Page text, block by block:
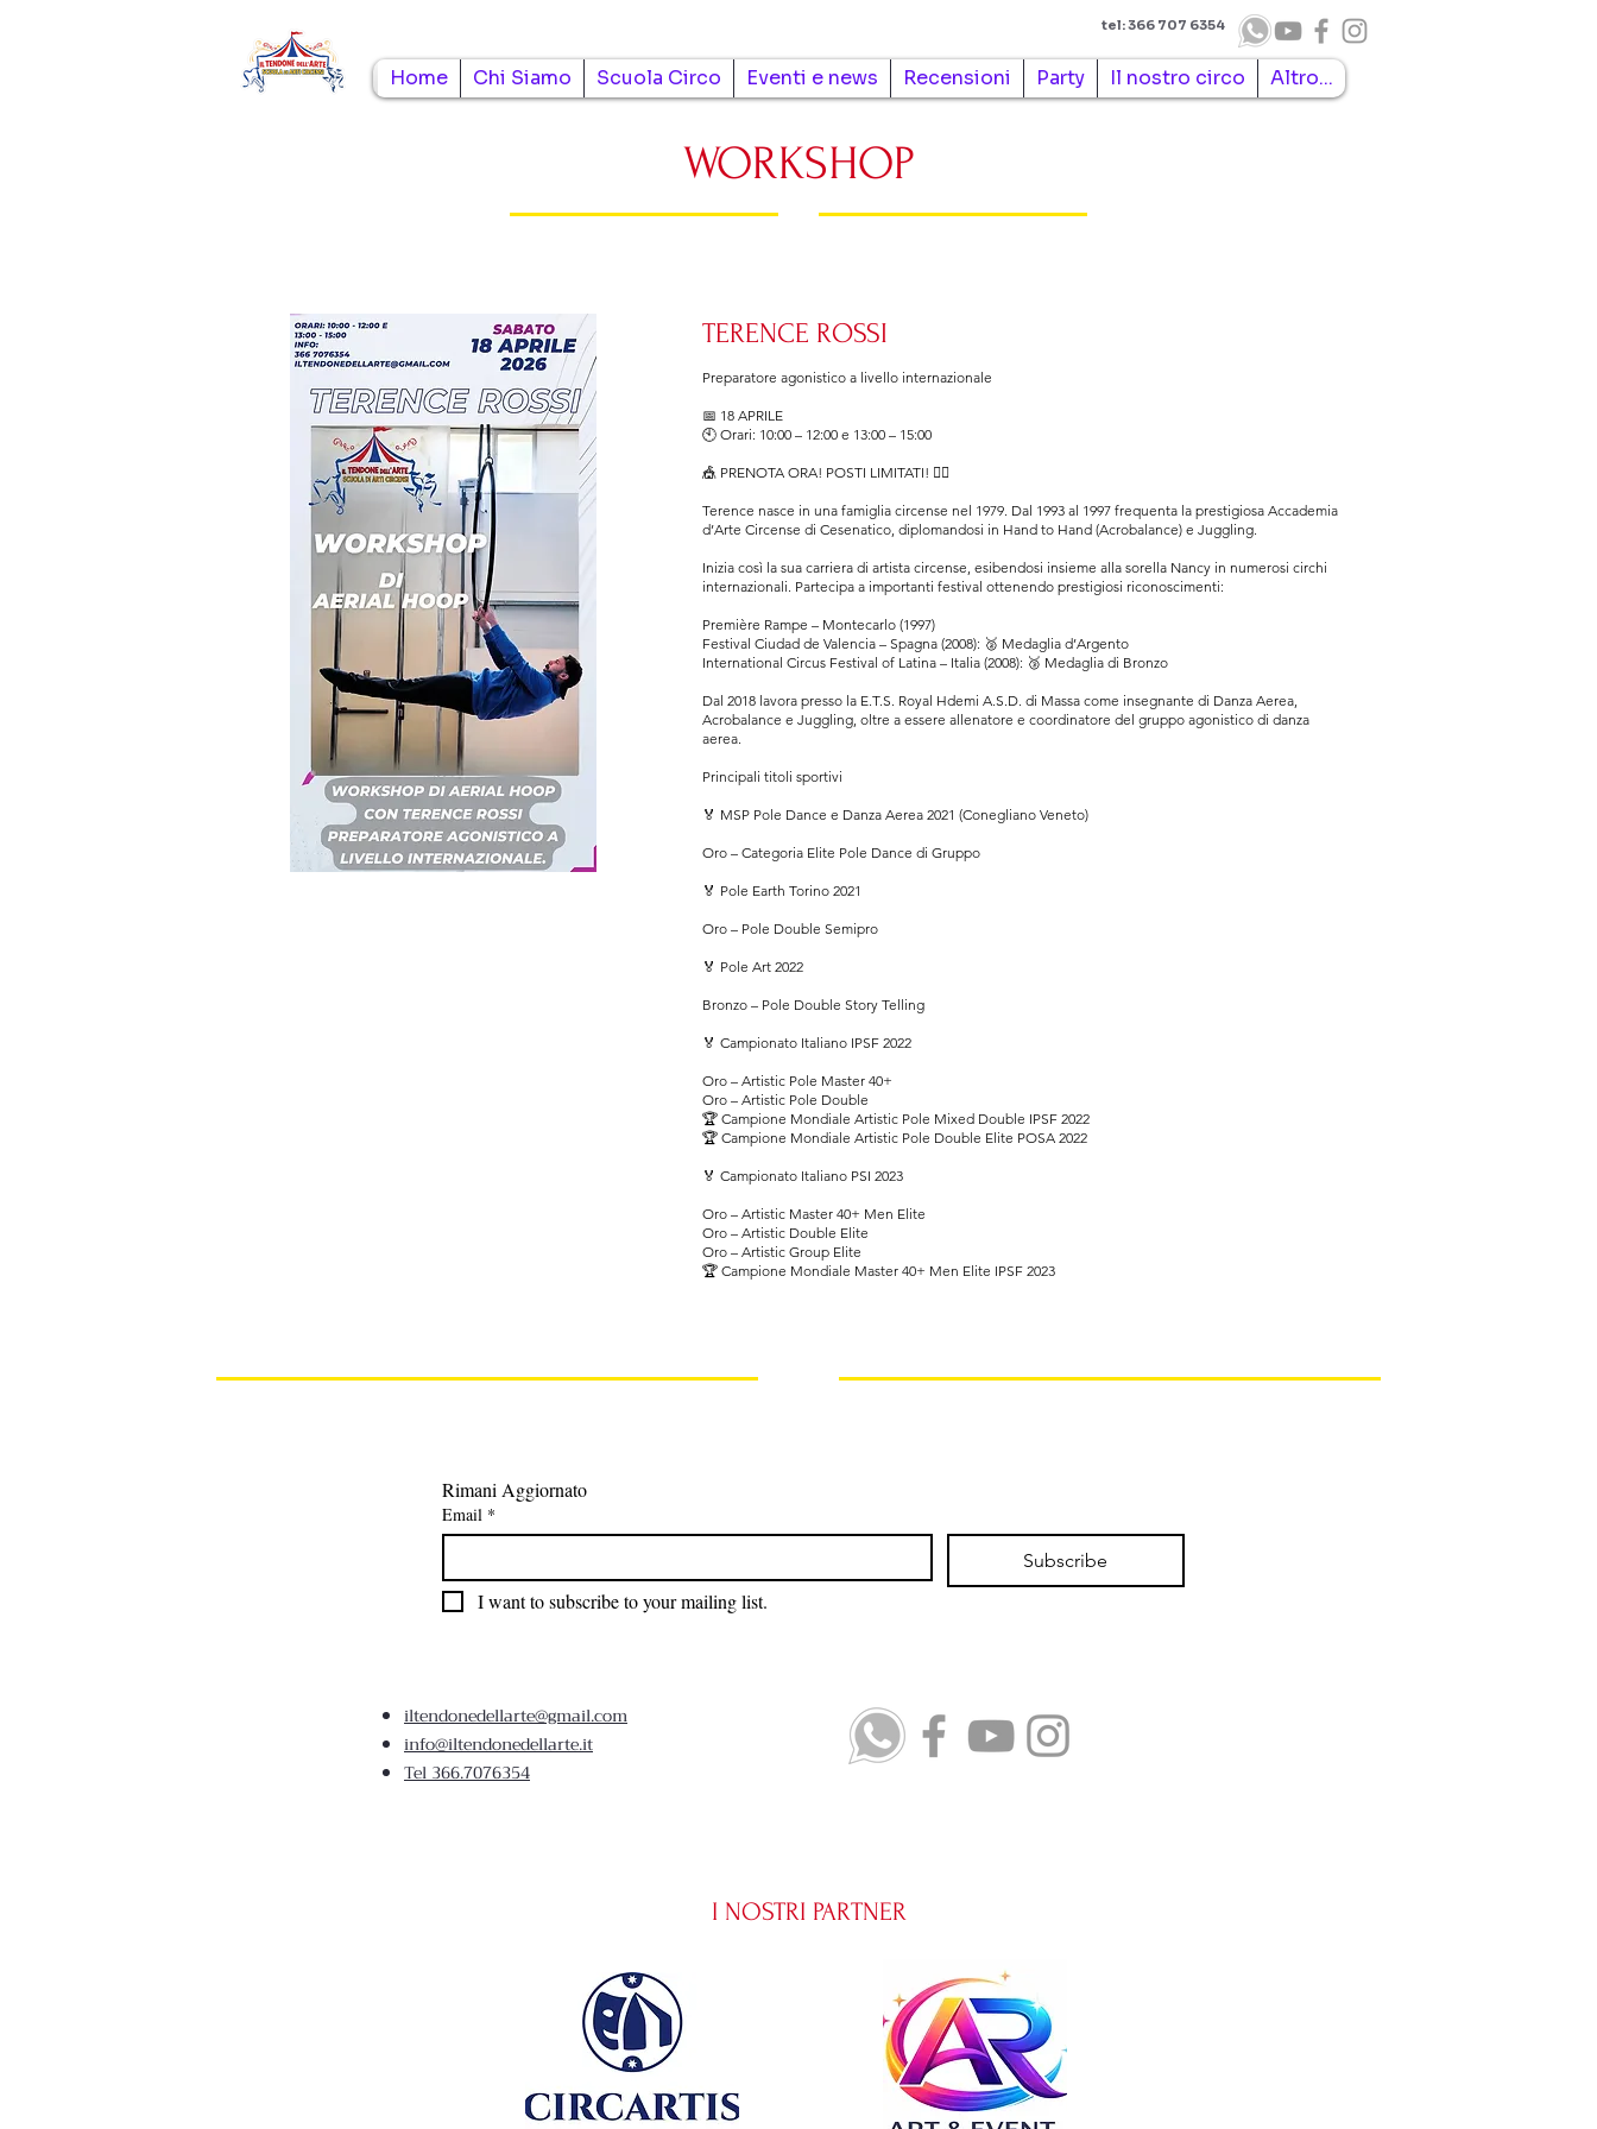
tel: 366 707 6354
Home Chi Siamo Scuola Circo Eventi e news Recensioni Party Il nostro circo Altro...
WORKSHOP
TERENCE ROSSI
Preparatore agonistico a livello internazionale
📅 18 APRILE
🕙 Orari: 10:00 – 12:00 e 13:00 – 15:00
🎪 PRENOTA ORA! POSTI LIMITATI! 👇🏻
Terence nasce in una famiglia circense nel 1979. Dal 1993 al 1997 frequenta la prestigiosa Accademia
d’Arte Circense di Cesenatico, diplomandosi in Hand to Hand (Acrobalance) e Juggling.
Inizia così la sua carriera di artista circense, esibendosi insieme alla sorella Nancy in numerosi circhi
internazionali. Partecipa a importanti festival ottenendo prestigiosi riconoscimenti:
Première Rampe – Montecarlo (1997)
Festival Ciudad de Valencia – Spagna (2008): 🥈 Medaglia d’Argento
International Circus Festival of Latina – Italia (2008): 🥉 Medaglia di Bronzo
Dal 2018 lavora presso la E.T.S. Royal Hdemi A.S.D. di Massa come insegnante di Danza Aerea,
Acrobalance e Juggling, oltre a essere allenatore e coordinatore del gruppo agonistico di danza
aerea.
Principali titoli sportivi
🏅 MSP Pole Dance e Danza Aerea 2021 (Conegliano Veneto)
Oro – Categoria Elite Pole Dance di Gruppo
🏅 Pole Earth Torino 2021
Oro – Pole Double Semipro
🏅 Pole Art 2022
Bronzo – Pole Double Story Telling
🏅 Campionato Italiano IPSF 2022
Oro – Artistic Pole Master 40+
Oro – Artistic Pole Double
🏆 Campione Mondiale Artistic Pole Mixed Double IPSF 2022
🏆 Campione Mondiale Artistic Pole Double Elite POSA 2022
🏅 Campionato Italiano PSI 2023
Oro – Artistic Master 40+ Men Elite
Oro – Artistic Double Elite
Oro – Artistic Group Elite
🏆 Campione Mondiale Master 40+ Men Elite IPSF 2023
Rimani Aggiornato
Email *
Subscribe
I want to subscribe to your mailing list.
iltendonedellarte@gmail.com
info@iltendonedellarte.it
Tel 366.7076354
I NOSTRI PARTNER